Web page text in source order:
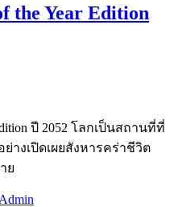
the Year Edition
ปี 2052 โลกเป็นสถานที่ที่
างเปิดเผยสังหารคร่าชีวิต
ย
Admin